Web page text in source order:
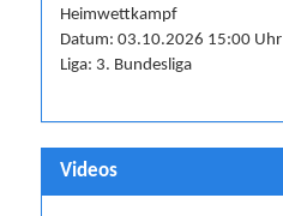
Heimwettkampf
Datum: 03.10.2026 15:00 Uhr
Liga: 3. Bundesliga
Videos